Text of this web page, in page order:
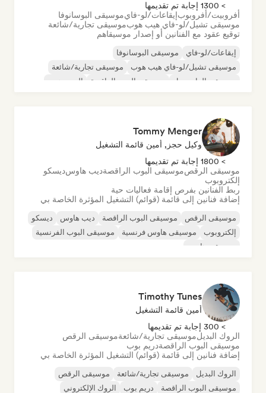
> 1300 إجابة تم تقديمها
أفروبيت/أفروبوبإيقاعات/لو-فايموسيقى البوسانوفا
موسيقى تشيل/لو-فاي هيب هوبموسيقى تجارية/شائعة
توقيع عقود مع الفنانين أو إصدار موسيقاهم
إيقاعات/لو-فاي
موسيقى البوسانوفا
موسيقى تشيل/لو-فاي هيب هوب
موسيقى تجارية/شائعة
موسيقى الدانسهول
موسيقى البوب الراقصة
الهيب هوب
Tommy Menger
وكيل حجز, أمين قائمة التشغيل
> 1800 إجابة تم تقديمها
موسيقى الرقصموسيقى البوب الراقصةديب هاوسديسكو
إلكتروبوب
ربط الفنانين بفرص إقامة فعاليات حية
إضافة فنانين إلى قائمة (قوائم) التشغيل المؤثرة الخاصة بي
موسيقى الرقص موسيقى البوب الراقصة ديب هاوس
ديسكو
إلكتروبوب
موسيقى هاوس فرنسية
موسيقى البوب الفرنسية
موسيقى هاوس
Timothy Tunes
أمين قائمة التشغيل
> 300 إجابة تم تقديمها
الروك البديلموسيقى تجارية/شائعةموسيقى الرقص
موسيقى البوب الراقصةدريم بوب
إضافة فنانين إلى قائمة (قوائم) التشغيل المؤثرة الخاصة بي
الروك البديل موسيقى تجارية/شائعة
موسيقى الرقص
موسيقى البوب الراقصة
دريم بوب
الروك الإلكتروني